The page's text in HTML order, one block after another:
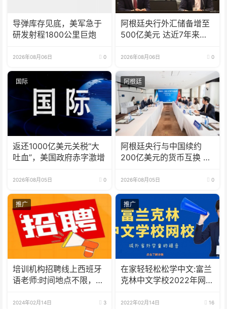
导弹库存见底，美军急于
研发射程1800公里巨炮
2026年08月06日 0
阿根廷央行外汇储备增至
500亿美元 达近7年来最
2026年08月06日 0
国际
返还1000亿美元关税“大
吐血”，美国政府赤字激增
2026年08月05日 0
阿根廷
阿根廷央行与中国续约
200亿美元的货币互换 有
2026年08月05日 0
推广
培训机构招聘线上西班牙
语老师:时间地点不限，可
2024年02月14日 3
推广
在家轻轻松松学中文:富兰
克林中文学校2022年网校
2022年02月14日 16